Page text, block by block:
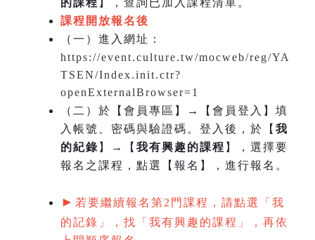
的課程 】，查詢已加入課程清單。
課程開放報名後
（一） 進入網址：
https://event.culture.tw/mocweb/reg/YA
TSEN/Index.init.ctr?
openExternalBrowser=1
（二）於【會員專區】→【會員登入】填
入帳號、密碼與驗證碼。登入後，於【 我
的紀錄 】→【 我有興趣的課程 】，選擇要
報名之課程，點選【報名】，進行報名。
► 若要繼續報名第2門課程，請點選「我
的記錄」，找「我有興趣的課程」，再依